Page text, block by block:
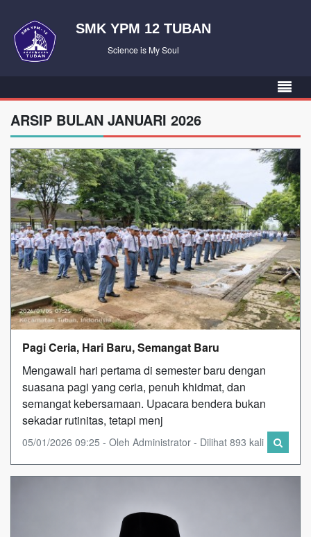
SMK YPM 12 TUBAN
Science is My Soul
ARSIP BULAN JANUARI 2026
Pagi Ceria, Hari Baru, Semangat Baru
Mengawali hari pertama di semester baru dengan
suasana pagi yang ceria, penuh khidmat, dan
semangat kebersamaan. Upacara bendera bukan
sekadar rutinitas, tetapi menj
05/01/2026 09:25 - Oleh Administrator - Dilihat 893 kali